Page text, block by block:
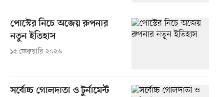
পোস্টের নিচে অজেয় রুপনার
নতুন ইতিহাস
১৫ ফেব্রুয়ারি ২০২৬
সর্বোচ্চ গোলদাতা ও টুর্নামেন্ট